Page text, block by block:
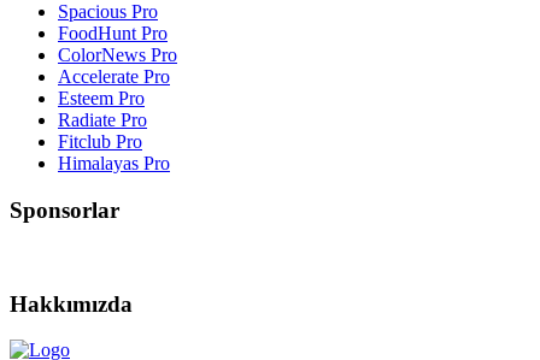
Spacious Pro
FoodHunt Pro
ColorNews Pro
Accelerate Pro
Esteem Pro
Radiate Pro
Fitclub Pro
Himalayas Pro
Sponsorlar
Hakkımızda